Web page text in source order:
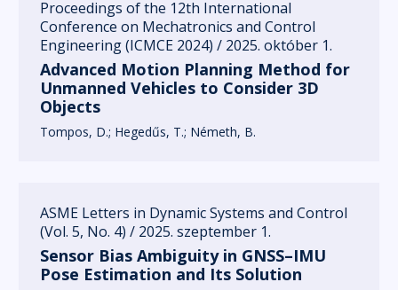
Proceedings of the 12th International
Conference on Mechatronics and Control
Engineering (ICMCE 2024) / 2025. október 1.
Advanced Motion Planning Method for
Unmanned Vehicles to Consider 3D
Objects
Tompos, D. Hegedűs, T. Németh, B.
ASME Letters in Dynamic Systems and Control
(Vol. 5, No. 4) / 2025. szeptember 1.
Sensor Bias Ambiguity in GNSS–IMU
Pose Estimation and Its Solution